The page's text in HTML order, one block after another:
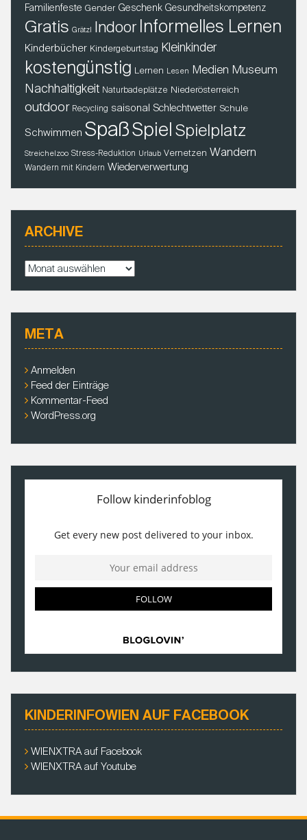
Familienfeste Gender Geschenk Gesundheitskompetenz
Gratis Grätzl Indoor Informelles Lernen
Kinderbücher Kindergeburtstag Kleinkinder
kostengünstig Lernen Lesen Medien Museum
Nachhaltigkeit Naturbadeplätze Niederösterreich
outdoor Recycling saisonal Schlechtwetter Schule
Schwimmen SpaßSpiel Spielplatz
Streichelzoo Stress-Reduktion Urlaub Vernetzen Wandern
Wandern mit Kindern Wiederverwertung
ARCHIVE
A
r
h
v
e
META
Anmelden
Feed der Einträge
Kommentar-Feed
WordPress.org
KINDERINFOWIEN AUF FACEBOOK
WIENXTRA auf Facebook
WIENXTRA auf Youtube